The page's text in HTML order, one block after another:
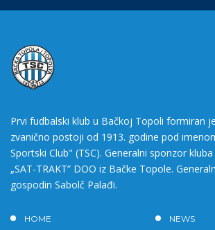
Prvi fudbalski klub u Bačkoj Topoli formiran
zvanično postoji od 1913. godine pod
Sportski Club" (TSC). Generalni sponzor
„SAT-TRAKT” DOO iz Bačke Topole.
gospodin Sabolč Palađi.
HOME
NEWS